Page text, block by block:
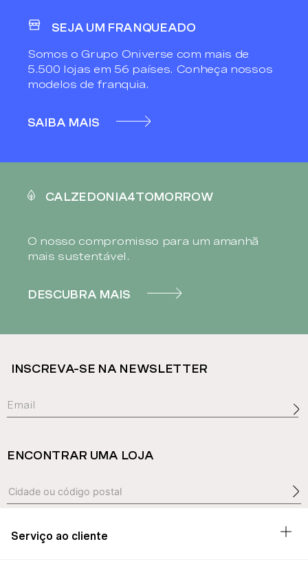
SEJA UM FRANQUEADO
Somos o Grupo Oniverse com mais de
5.500 lojas em 56 países. Conheça nossos
modelos de franquia.
SAIBA MAIS
CALZEDONIA4TOMORROW
O nosso compromisso para um amanhã
mais sustentável.
DESCUBRA MAIS
INSCREVA-SE NA NEWSLETTER
ENCONTRAR UMA LOJA
Serviço ao cliente